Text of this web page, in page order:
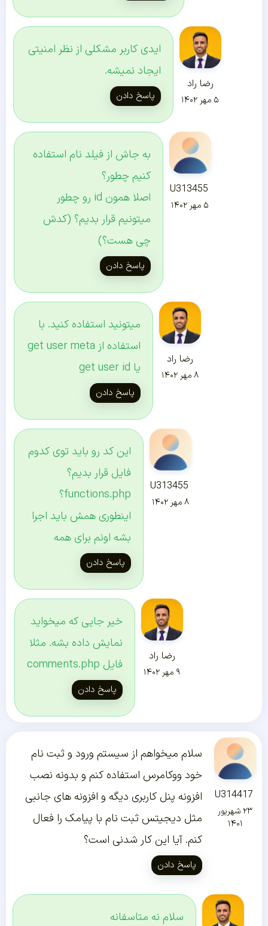
رضا راد
۵ مهر ۱۴۰۲
ایدی کاربر مشکلی از نظر امنیتی
ایجاد نمیشه.
پاسخ دادن
U313455
۵ مهر ۱۴۰۲
به جاش از فیلد نام استفاده
کنیم چطور؟
اصلا همون id رو چطور
میتونیم قرار بدیم؟ (کدش
چی هست؟)
پاسخ دادن
رضا راد
۸ مهر ۱۴۰۲
میتونید استفاده کنید. با
استفاده از get user meta
یا get user id
پاسخ دادن
U313455
۸ مهر ۱۴۰۲
این کد رو باید توی کدوم
فایل قرار بدیم؟
functions.php؟
اینطوری همش باید اجرا
بشه اونم برای همه
پاسخ دادن
رضا راد
۹ مهر ۱۴۰۲
خیر جایی که میخواید
نمایش داده بشه. مثلا
فایل comments.php
پاسخ دادن
U314417
۲۳ شهریور
۱۴۰۱
سلام میخواهم از سیستم ورود و ثبت نام
خود ووکامرس استفاده کنم و بدونه نصب
افزونه پنل کاربری دیگه و افزونه های جانبی
مثل دیجیتس ثبت نام با پیامک را فعال
کنم. آیا این کار شدنی است؟
پاسخ دادن
سلام نه متاسفانه